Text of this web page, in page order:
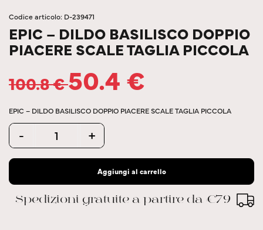
Codice articolo: D-239471
EPIC – DILDO BASILISCO DOPPIO
PIACERE SCALE TAGLIA PICCOLA
100.8€50.4€
EPIC – DILDO BASILISCO DOPPIO PIACERE SCALE TAGLIA PICCOLA
Quantity
- +
Aggiungi al carrello
Spedizioni gratuite a partire da €79